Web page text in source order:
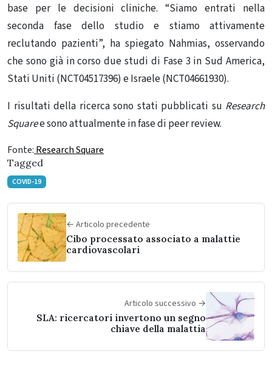
base per le decisioni cliniche. “Siamo entrati nella
seconda fase dello studio e stiamo attivamente
reclutando pazienti”, ha spiegato Nahmias, osservando
che sono già in corso due studi di Fase 3 in Sud America,
Stati Uniti (NCT04517396) e Israele (NCT04661930).
I risultati della ricerca sono stati pubblicati su Research
Squaree sono attualmente in fase di peer review.
Fonte: Research Square
Tagged
COVID-19
← Articolo precedente
Cibo processato associato a malattie
cardiovascolari
Articolo successivo →
SLA: ricercatori invertono un segno
chiave della malattia